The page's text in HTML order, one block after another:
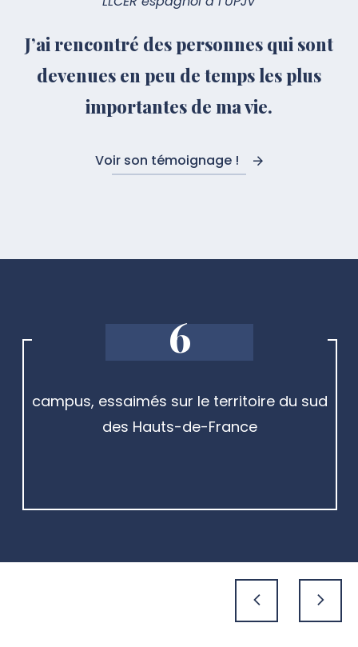
J’ai rencontré des personnes qui sont
devenues en peu de temps les plus
importantes de ma vie.
Voir son témoignage !
6
campus, essaimés sur le territoire du sud
des Hauts-de-France
précédent